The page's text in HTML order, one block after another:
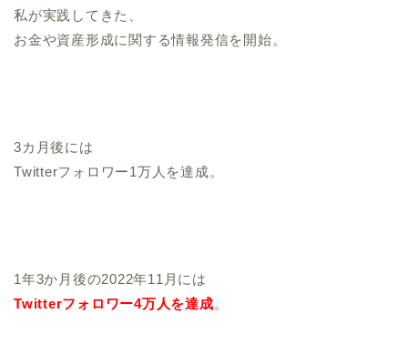
私が実践してきた、
お金や資産形成に関する情報発信を開始。
3カ月後には
Twitterフォロワー1万人を達成。
1年3か月後の2022年11月には
Twitterフォロワー4万人を達成。